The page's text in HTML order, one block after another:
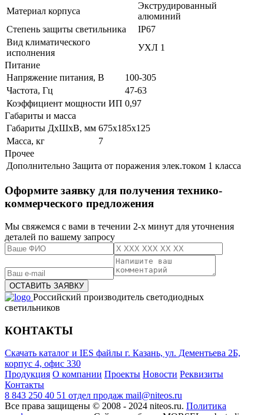
Материал корпуса
Экструдированный
алюминий
Степень защиты светильника
IP67
Вид климатического
исполнения
УХЛ 1
Питание
Напряжение питания, В
100-305
Частота, Гц
47-63
Коэффициент мощности ИП 0,97
Габариты и масса
Габариты ДхШхВ, мм 675х185х125
Масса, кг
7
Прочее
Дополнительно Защита от поражения элек.током 1 класса
Оформите заявку для получения технико-
коммерческого предложения
Мы свяжемся с вами в течении 2-х минут для уточнения
деталей по вашему запросу
Российский производитель светодиодных
светильников
КОНТАКТЫ
Скачать каталог и IES файлы г. Казань, ул. Дементьева 2Б,
корпус 4, офис 330
Продукция О компании Проекты Новости Реквизиты
Контакты
8 843 250 40 51 отдел продаж mail@niteos.ru
Все права защищены © 2008 - 2024 niteos.ru. Политика